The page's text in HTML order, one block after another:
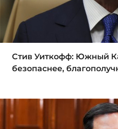
Стив Уиткофф: Южный
безопаснее,